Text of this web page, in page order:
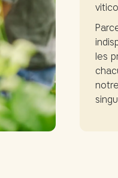
les